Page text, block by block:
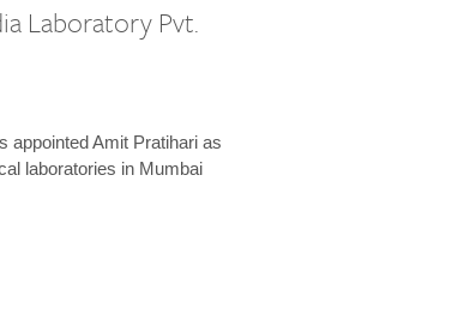
Laboratory Pvt.
appointed Amit Pratihari as
laboratories in Mumbai